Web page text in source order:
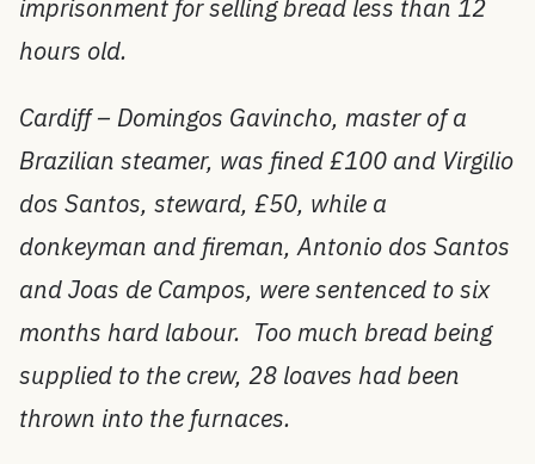
imprisonment for selling bread less than 12
hours old.
Cardiff – Domingos Gavincho, master of a
Brazilian steamer, was fined £100 and Virgilio
dos Santos, steward, £50, while a
donkeyman and fireman, Antonio dos Santos
and Joas de Campos, were sentenced to six
months hard labour. Too much bread being
supplied to the crew, 28 loaves had been
thrown into the furnaces.